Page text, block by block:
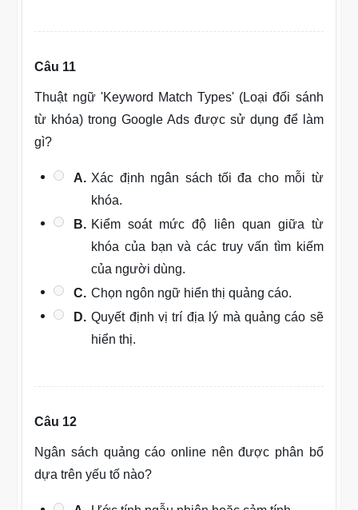
Câu 11
Thuật ngữ 'Keyword Match Types' (Loại đối sánh
từ khóa) trong Google Ads được sử dụng để làm
gì?
A. Xác định ngân sách tối đa cho mỗi từ
khóa.
B. Kiểm soát mức độ liên quan giữa từ
khóa của bạn và các truy vấn tìm kiếm
của người dùng.
C. Chọn ngôn ngữ hiển thị quảng cáo.
D. Quyết định vị trí địa lý mà quảng cáo sẽ
hiển thị.
Câu 12
Ngân sách quảng cáo online nên được phân bổ
dựa trên yếu tố nào?